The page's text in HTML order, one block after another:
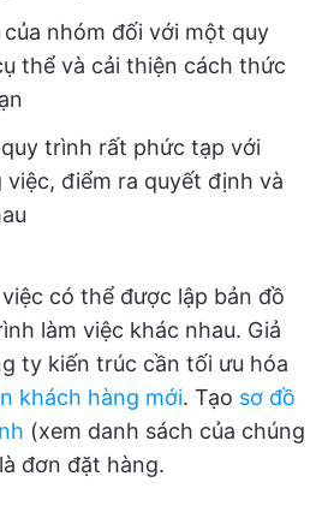
nhóm đối với một quy
thể và cải thiện cách thức
trình rất phức tạp với
điểm ra quyết định và
có thể được lập bản đồ
làm việc khác nhau. Giả
ty kiến trúc cần tối ưu hóa
khách hàng mới. Tạo sơ đồ
(xem danh sách của chúng
đơn đặt hàng.